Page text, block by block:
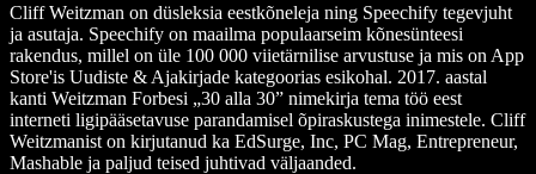
Cliff Weitzman on düsleksia eestkõneleja ning Speechify tegevjuht
ja asutaja. Speechify on maailma populaarseim kõnesünteesi
rakendus, millel on üle 100 000 viietärnilise arvustuse ja mis on App
Store'is Uudiste & Ajakirjade kategoorias esikohal. 2017. aastal
kanti Weitzman Forbesi „30 alla 30” nimekirja tema töö eest
interneti ligipääsetavuse parandamisel õpiraskustega inimestele. Cliff
Weitzmanist on kirjutanud ka EdSurge, Inc, PC Mag, Entrepreneur,
Mashable ja paljud teised juhtivad väljaanded.